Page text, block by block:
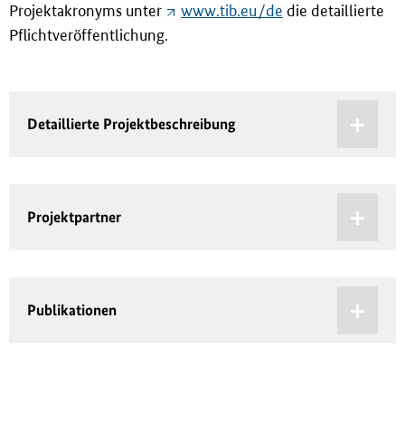
Projektakronyms unter
www.tib.eu/de die detaillierte
Pflichtveröffentlichung.
Detaillierte Projektbeschreibung
Projektpartner
Publikationen